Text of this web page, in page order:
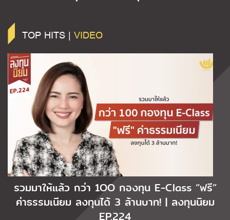
TOP HITS | VIDEO
รวมมาให้แล้ว กว่า 1OO กองทุน E-Class “ฟรี”
ค่าธรรมเนียม ลงทุนได้ 3 ล้านบาท! | ลงทุนนิยม
EP.224